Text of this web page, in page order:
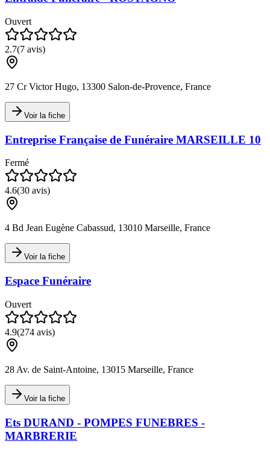
Ouvert
2.7(7 avis)
27 Cr Victor Hugo, 13300 Salon-de-Provence, France
Voir la fiche
Entreprise Française de Funéraire MARSEILLE 10
Fermé
4.6(30 avis)
4 Bd Jean Eugène Cabassud, 13010 Marseille, France
Voir la fiche
Espace Funéraire
Ouvert
4.9(274 avis)
28 Av. de Saint-Antoine, 13015 Marseille, France
Voir la fiche
Ets DURAND - POMPES FUNEBRES -
MARBRERIE